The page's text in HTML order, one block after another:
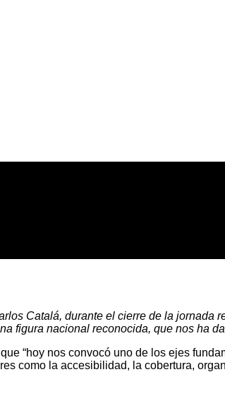
Catalá, durante el cierre de la
figura nacional reconocida, que nos ha
“hoy nos convocó uno de los ejes
como la accesibilidad, la cobertura,